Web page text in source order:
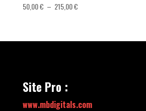
50,00€ – 215,00€Plage
50,00 €
Site Pro :
www.mbdigitals.com